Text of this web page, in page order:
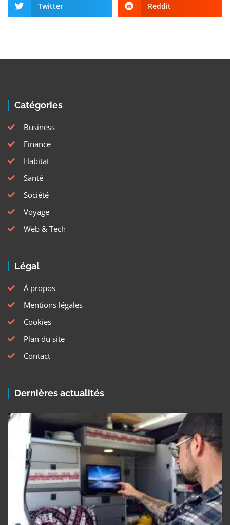
Twitter Reddit
Catégories
Business
Finance
Habitat
Santé
Société
Voyage
Web & Tech
Légal
À propos
Mentions légales
Cookies
Plan du site
Contact
Dernières actualités